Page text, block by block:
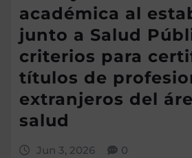
académica al
junto a Salud
criterios para
títulos de
extranjeros del
salud
Jun 3, 2026 0